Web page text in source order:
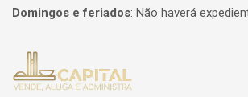
Domingos e feriados: Não haverá
Página inicial